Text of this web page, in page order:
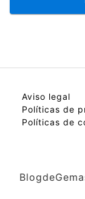
Aviso legal
Políticas de
Políticas de